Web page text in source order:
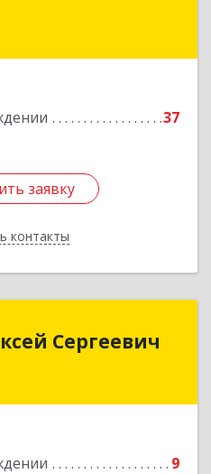
37
заявку
контакты
Подробнее
заявку
Сергеевич
9
Сергеевич
г, Советская ул,